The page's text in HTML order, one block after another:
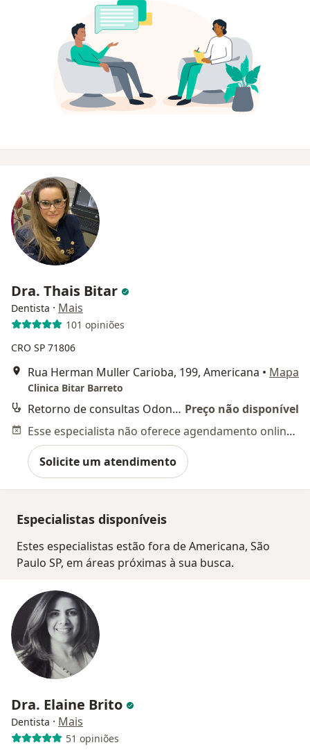
Dra. Thais Bitar
Dentista · Mais
101 opiniões
CRO SP 71806
Rua Herman Muller Carioba, 199, Americana • Mapa
Clinica Bitar Barreto
Retorno de consultas Odontologia Preço não disponível
Esse especialista não oferece agendamento online para esse endereço.
Solicite um atendimento
Especialistas disponíveis
Estes especialistas estão fora de Americana, São
Paulo SP, em áreas próximas à sua busca.
Dra. Elaine Brito
Dentista · Mais
51 opiniões